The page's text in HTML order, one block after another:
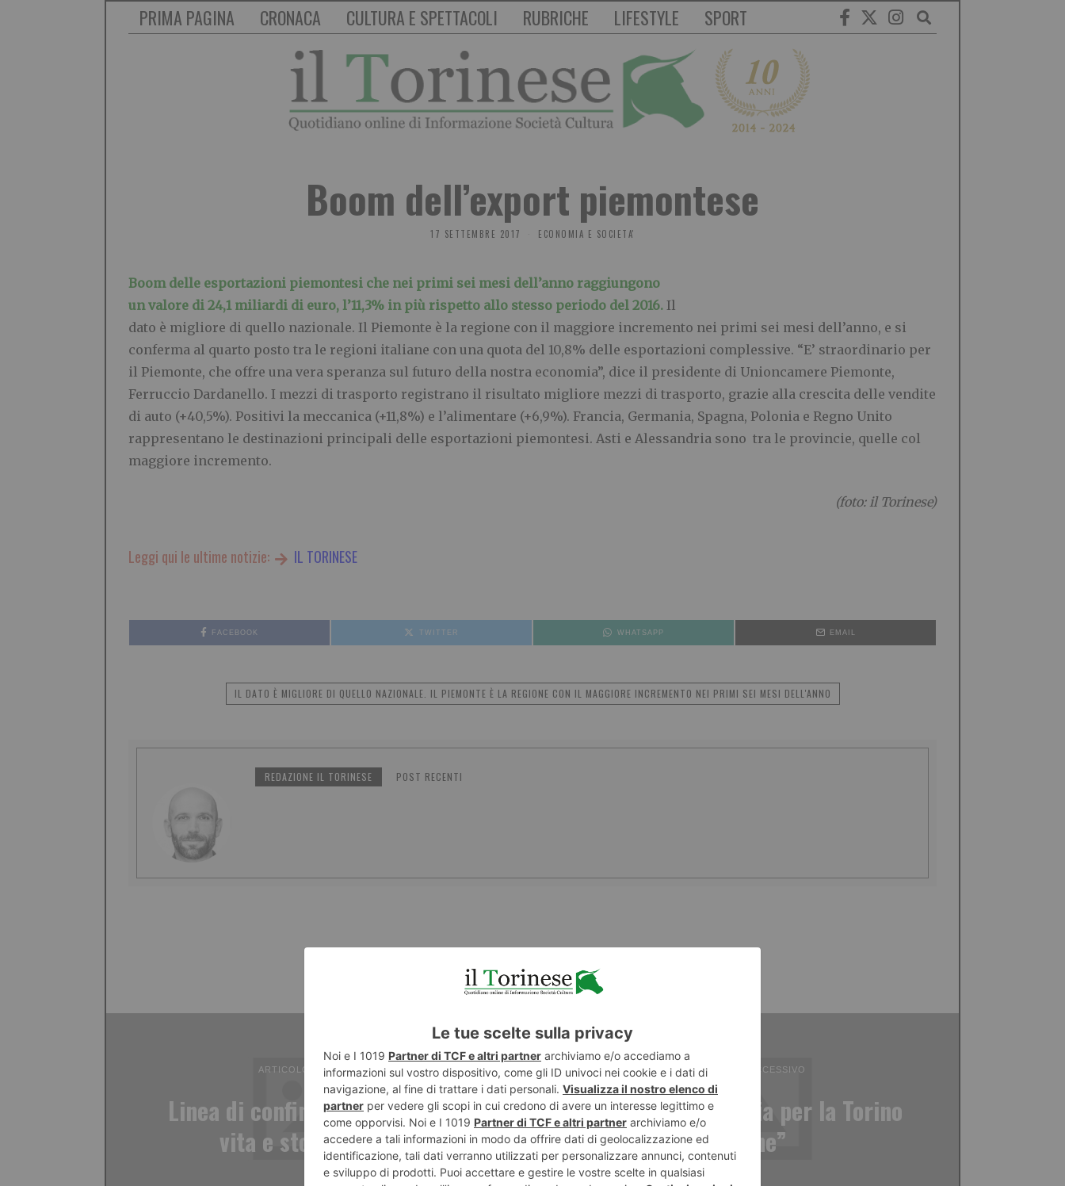
PRIMA PAGINA CRONACA CULTURA E SPETTACOLI RUBRICHE LIFESTYLE SPORT
Boom dell’export piemontese
17 SETTEMBRE 2017 ECONOMIA E SOCIETA'
Boom delle esportazioni piemontesi che nei primi sei mesi dell’anno raggiungono
un valore di 24,1 miliardi di euro, l’11,3% in più rispetto allo stesso periodo del 2016. Il
dato è migliore di quello nazionale. Il Piemonte è la regione con il maggiore incremento nei primi sei mesi dell’anno, e si
conferma al quarto posto tra le regioni italiane con una quota del 10,8% delle esportazioni complessive. “E’ straordinario per
il Piemonte, che offre una vera speranza sul futuro della nostra economia”, dice il presidente di Unioncamere Piemonte,
Ferruccio Dardanello. I mezzi di trasporto registrano il risultato migliore mezzi di trasporto, grazie alla crescita delle vendite
di auto (+40,5%). Positivi la meccanica (+11,8%) e l’alimentare (+6,9%). Francia, Germania, Spagna, Polonia e Regno Unito
rappresentano le destinazioni principali delle esportazioni piemontesi. Asti e Alessandria sono tra le provincie, quelle col
maggiore incremento.
(foto: il Torinese)
Leggi qui le ultime notizie: IL TORINESE
FACEBOOK TWITTER WHATSAPP EMAIL
IL DATO È MIGLIORE DI QUELLO NAZIONALE. IL PIEMONTE È LA REGIONE CON IL MAGGIORE INCREMENTO NEI PRIMI SEI MESI DELL'ANNO
REDAZIONE IL TORINESE POST RECENTI
ARTICOLO PRECEDENTE
Linea di confine. Spigolature di
vita e storie torinesi
ARTICOLO SUCCESSIVO
No-Tav: “moratoria per la Torino
– Lione”